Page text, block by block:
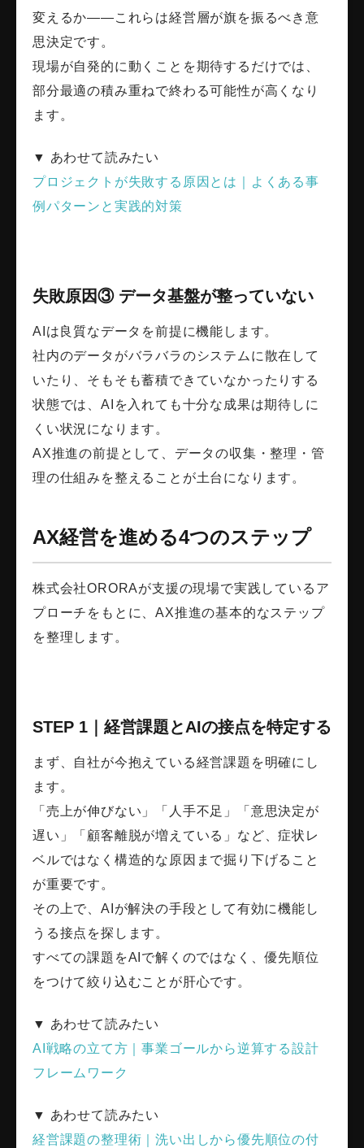
変えるか――これらは経営層が旗を振るべき意
思決定です。
現場が自発的に動くことを期待するだけでは、
部分最適の積み重ねで終わる可能性が高くなり
ます。
▼ あわせて読みたい
プロジェクトが失敗する原因とは｜よくある事
例パターンと実践的対策
失敗原因③ データ基盤が整っていない
AIは良質なデータを前提に機能します。
社内のデータがバラバラのシステムに散在して
いたり、そもそも蓄積できていなかったりする
状態では、AIを入れても十分な成果は期待しに
くい状況になります。
AX推進の前提として、データの収集・整理・管
理の仕組みを整えることが土台になります。
AX経営を進める4つのステップ
株式会社ORORAが支援の現場で実践しているア
プローチをもとに、AX推進の基本的なステップ
を整理します。
STEP 1｜経営課題とAIの接点を特定する
まず、自社が今抱えている経営課題を明確にし
ます。
「売上が伸びない」「人手不足」「意思決定が
遅い」「顧客離脱が増えている」など、症状レ
ベルではなく構造的な原因まで掘り下げること
が重要です。
その上で、AIが解決の手段として有効に機能し
うる接点を探します。
すべての課題をAIで解くのではなく、優先順位
をつけて絞り込むことが肝心です。
▼ あわせて読みたい
AI戦略の立て方｜事業ゴールから逆算する設計
フレームワーク
▼ あわせて読みたい
経営課題の整理術｜洗い出しから優先順位の付